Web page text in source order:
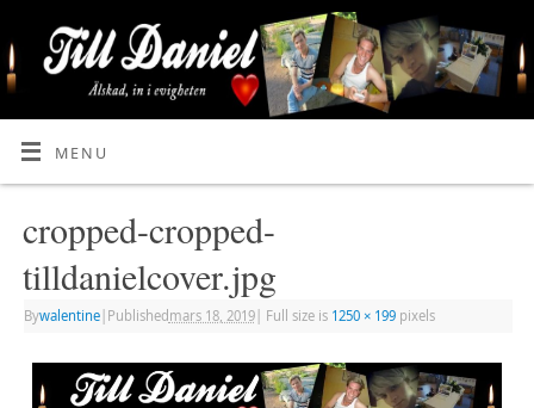
MENU
cropped-cropped-
tilldanielcover.jpg
Bywalentine| Published mars 18, 2019| Full size is 1250 × 199pixels